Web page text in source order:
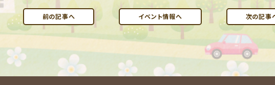
前の記事へ イベント情報へ 次の記事